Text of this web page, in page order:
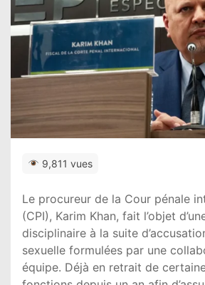
9,811 vues
Le procureur de la Cour pénale
(CPI), Karim Khan, fait l’objet
disciplinaire à la suite
sexuelle formulées par une
équipe. Déjà en retrait de